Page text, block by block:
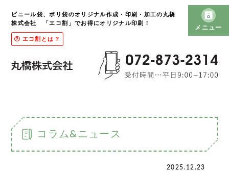
ビニール袋、ポリ袋のオリジナル作成・印刷・加工の丸橋
株式会社 「エコ割」でお得にオリジナル印刷！
エコ割とは？
メニュー
コラム&ニュース
2025.12.23